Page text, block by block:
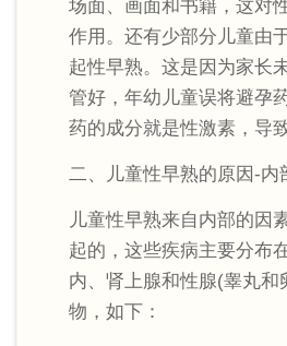
场面、画面和书籍，这对
作用。还有少部分儿童由
起性早熟。这是因为家长
管好，年幼儿童误将避孕
药的成分就是性激素，导
二、儿童性早熟的原因-内
儿童性早熟来自内部的因
起的，这些疾病主要分布
内、肾上腺和性腺(睾丸和
物，如下：